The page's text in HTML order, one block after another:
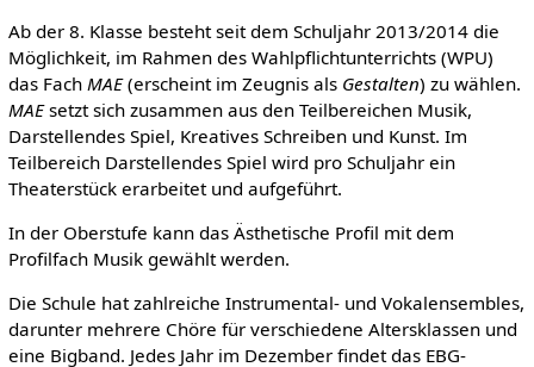
Ab der 8. Klasse besteht seit dem Schuljahr 2013/2014 die
Möglichkeit, im Rahmen des Wahlpflichtunterrichts (WPU)
das Fach MAE(erscheint im Zeugnis als Gestalten) zu wählen.
MAEsetzt sich zusammen aus den Teilbereichen Musik,
Darstellendes Spiel, Kreatives Schreiben und Kunst. Im
Teilbereich Darstellendes Spiel wird pro Schuljahr ein
Theaterstück erarbeitet und aufgeführt.
In der Oberstufe kann das Ästhetische Profil mit dem
Profilfach Musik gewählt werden.
Die Schule hat zahlreiche Instrumental- und Vokalensembles,
darunter mehrere Chöre für verschiedene Altersklassen und
eine Bigband. Jedes Jahr im Dezember findet das EBG-